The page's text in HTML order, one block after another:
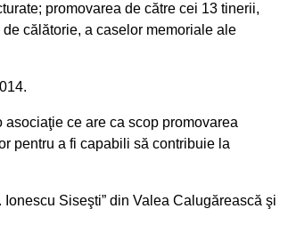
promovarea de către cei 13 tinerii,
călătorie, a caselor memoriale ale
asociaţie ce are ca scop promovarea
pentru a fi capabili să contribuie la
Siseşti” din Valea Calugărească şi